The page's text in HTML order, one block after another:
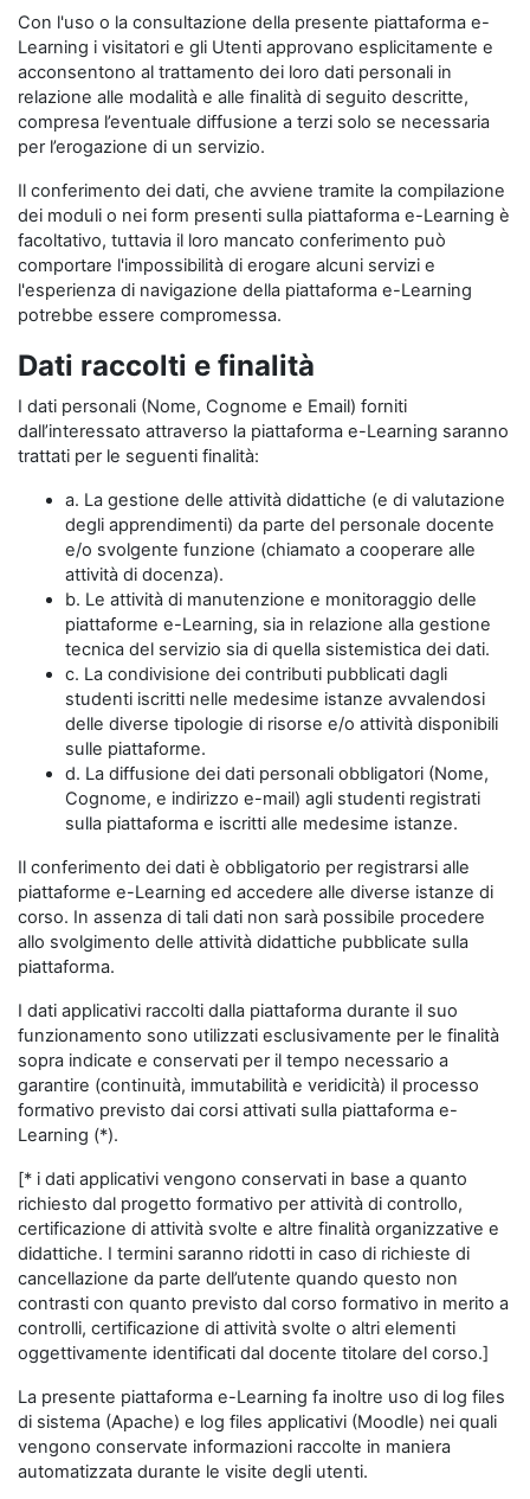
Con l'uso o la consultazione della presente piattaforma e-
Learning i visitatori e gli Utenti approvano esplicitamente e
acconsentono al trattamento dei loro dati personali in
relazione alle modalità e alle finalità di seguito descritte,
compresa l’eventuale diffusione a terzi solo se necessaria
per l’erogazione di un servizio.
Il conferimento dei dati, che avviene tramite la compilazione
dei moduli o nei form presenti sulla piattaforma e-Learning è
facoltativo, tuttavia il loro mancato conferimento può
comportare l'impossibilità di erogare alcuni servizi e
l'esperienza di navigazione della piattaforma e-Learning
potrebbe essere compromessa.
Dati raccolti e finalità
I dati personali (Nome, Cognome e Email) forniti
dall’interessato attraverso la piattaforma e-Learning saranno
trattati per le seguenti finalità:
a. La gestione delle attività didattiche (e di valutazione
degli apprendimenti) da parte del personale docente
e/o svolgente funzione (chiamato a cooperare alle
attività di docenza).
b. Le attività di manutenzione e monitoraggio delle
piattaforme e-Learning, sia in relazione alla gestione
tecnica del servizio sia di quella sistemistica dei dati.
c. La condivisione dei contributi pubblicati dagli
studenti iscritti nelle medesime istanze avvalendosi
delle diverse tipologie di risorse e/o attività disponibili
sulle piattaforme.
d. La diffusione dei dati personali obbligatori (Nome,
Cognome, e indirizzo e-mail) agli studenti registrati
sulla piattaforma e iscritti alle medesime istanze.
Il conferimento dei dati è obbligatorio per registrarsi alle
piattaforme e-Learning ed accedere alle diverse istanze di
corso. In assenza di tali dati non sarà possibile procedere
allo svolgimento delle attività didattiche pubblicate sulla
piattaforma.
I dati applicativi raccolti dalla piattaforma durante il suo
funzionamento sono utilizzati esclusivamente per le finalità
sopra indicate e conservati per il tempo necessario a
garantire (continuità, immutabilità e veridicità) il processo
formativo previsto dai corsi attivati sulla piattaforma e-
Learning (*).
[* i dati applicativi vengono conservati in base a quanto
richiesto dal progetto formativo per attività di controllo,
certificazione di attività svolte e altre finalità organizzative e
didattiche. I termini saranno ridotti in caso di richieste di
cancellazione da parte dell’utente quando questo non
contrasti con quanto previsto dal corso formativo in merito a
controlli, certificazione di attività svolte o altri elementi
oggettivamente identificati dal docente titolare del corso.]
La presente piattaforma e-Learning fa inoltre uso di log files
di sistema (Apache) e log files applicativi (Moodle) nei quali
vengono conservate informazioni raccolte in maniera
automatizzata durante le visite degli utenti.